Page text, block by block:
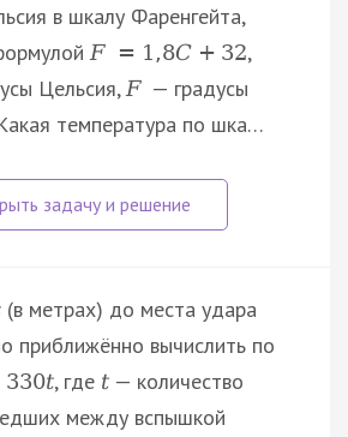
в шкалу Фаренгейта,
F = 1 ,8C + 32,
Цельсия,F — градусы
температура по шка…
(в метрах) до места удара
приближённо вычислить по
330t, где t — количество
между вспышкой